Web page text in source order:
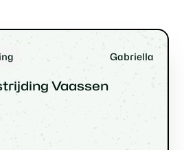
Gabriella
Vaassen